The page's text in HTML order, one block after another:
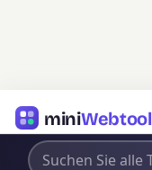
miniWebtool